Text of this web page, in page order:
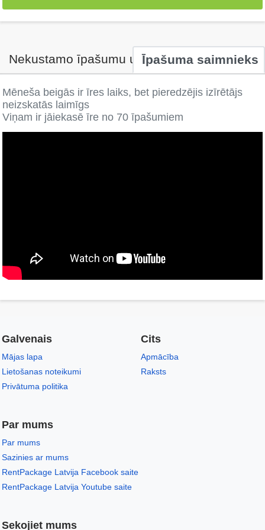
Nekustamo īpašumu uzņēmumsĪpašuma saimnieks
Mēneša beigās ir īres laiks, bet pieredzējis izīrētājs
neizskatās laimīgs
Viņam ir jāiekasē īre no 70 īpašumiem
Galvenais
Mājas lapa
Lietošanas noteikumi
Privātuma politika
Cits
Apmācība
Raksts
Par mums
Par mums
Sazinies ar mums
RentPackage Latvija Facebook saite
RentPackage Latvija Youtube saite
Sekojiet mums